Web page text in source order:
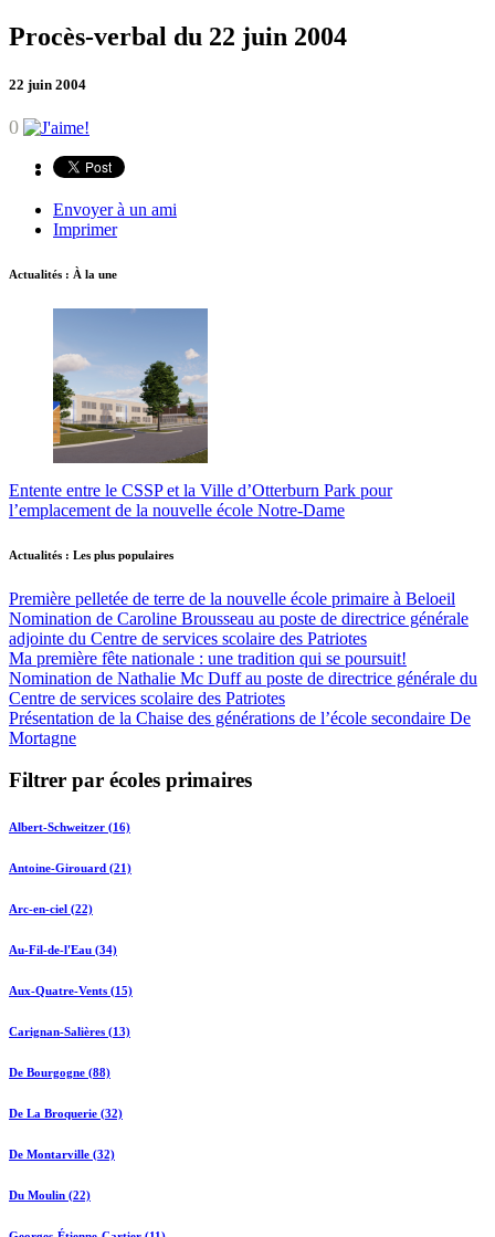
Procès-verbal du 22 juin 2004
22 juin 2004
0
Envoyer à un ami
Imprimer
Actualités : À la une
Entente entre le CSSP et la Ville d’Otterburn Park pour
l’emplacement de la nouvelle école Notre-Dame
Actualités : Les plus populaires
Première pelletée de terre de la nouvelle école primaire à Beloeil
Nomination de Caroline Brousseau au poste de directrice générale
adjointe du Centre de services scolaire des Patriotes
Ma première fête nationale : une tradition qui se poursuit!
Nomination de Nathalie Mc Duff au poste de directrice générale du
Centre de services scolaire des Patriotes
Présentation de la Chaise des générations de l’école secondaire De
Mortagne
Filtrer par écoles primaires
Albert-Schweitzer (16)
Antoine-Girouard (21)
Arc-en-ciel (22)
Au-Fil-de-l'Eau (34)
Aux-Quatre-Vents (15)
Carignan-Salières (13)
De Bourgogne (88)
De La Broquerie (32)
De Montarville (32)
Du Moulin (22)